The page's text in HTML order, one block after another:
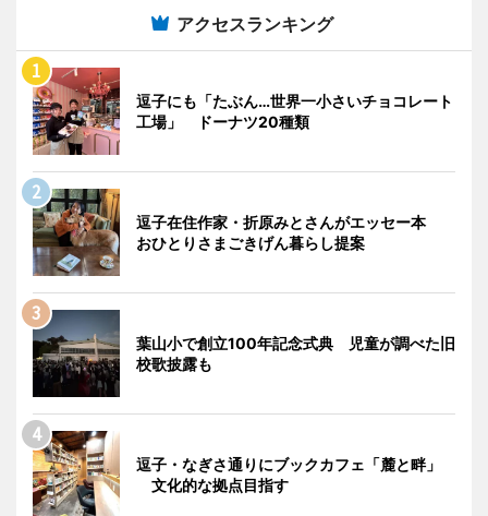
アクセスランキング
逗子にも「たぶん…世界一小さいチョコレート
工場」 ドーナツ20種類
逗子在住作家・折原みとさんがエッセー本
おひとりさまごきげん暮らし提案
葉山小で創立100年記念式典 児童が調べた旧
校歌披露も
逗子・なぎさ通りにブックカフェ「麓と畔」
文化的な拠点目指す